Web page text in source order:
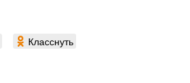
Класснуть